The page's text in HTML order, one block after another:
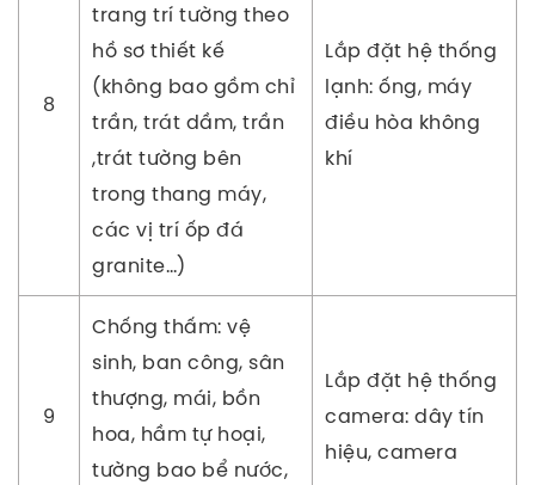
8
trang trí tường theo
hồ sơ thiết kế
(không bao gồm chỉ
trần, trát dầm, trần
,trát tường bên
trong thang máy,
các vị trí ốp đá
granite…)
Lắp đặt hệ thống
lạnh: ống, máy
điều hòa không
khí
9
Chống thấm: vệ
sinh, ban công, sân
thượng, mái, bồn
hoa, hầm tự hoại,
tường bao bể nước,
Lắp đặt hệ thống
camera: dây tín
hiệu, camera